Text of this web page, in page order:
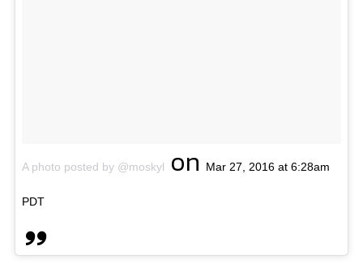
A photo posted by @moskyl on Mar 27, 2016 at 6:28am
PDT